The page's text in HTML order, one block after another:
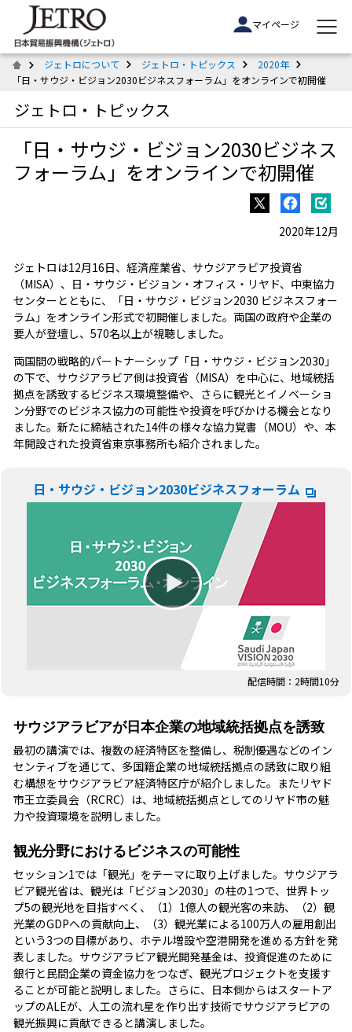
マイページ
ジェトロについて ジェトロ・トピックス
2020年
「日・サウジ・ビジョン2030ビジネスフォーラム」をオンラインで初開催
ジェトロ・トピックス
「日・サウジ・ビジョン2030ビジネス
フォーラム」をオンラインで初開催
2020年12月
ジェトロは12月16日、経済産業省、サウジアラビア投資省
（MISA）、日・サウジ・ビジョン・オフィス・リヤド、中東協力
センターとともに、「日・サウジ・ビジョン2030 ビジネスフォー
ラム」をオンライン形式で初開催しました。両国の政府や企業の
要人が登壇し、570名以上が視聴しました。
両国間の戦略的パートナーシップ「日・サウジ・ビジョン2030」
の下で、サウジアラビア側は投資省（MISA）を中心に、地域統括
拠点を誘致するビジネス環境整備や、さらに観光とイノベーショ
ン分野でのビジネス協力の可能性や投資を呼びかける機会となり
ました。新たに締結された14件の様々な協力覚書（MOU）や、本
年開設された投資省東京事務所も紹介されました。
日・サウジ・ビジョン2030ビジネスフォーラム
配信時間：2時間10分
サウジアラビアが日本企業の地域統括拠点を誘致
最初の講演では、複数の経済特区を整備し、税制優遇などのイン
センティブを通じて、多国籍企業の地域統括拠点の誘致に取り組
む構想をサウジアラビア経済特区庁が紹介しました。またリヤド
市王立委員会（RCRC）は、地域統括拠点としてのリヤド市の魅
力や投資環境を説明しました。
観光分野におけるビジネスの可能性
セッション1では「観光」をテーマに取り上げました。サウジアラ
ビア観光省は、観光は「ビジョン2030」の柱の1つで、世界トッ
プ5の観光地を目指すべく、（1）1億人の観光客の来訪、（2）観
光業のGDPへの貢献向上、（3）観光業による100万人の雇用創出
という3つの目標があり、ホテル増設や空港開発を進める方針を発
表しました。サウジアラビア観光開発基金は、投資促進のために
銀行と民間企業の資金協力をつなぎ、観光プロジェクトを支援す
ることが可能と説明しました。さらに、日本側からはスタートア
ップのALEが、人工の流れ星を作り出す技術でサウジアラビアの
観光振興に貢献できると講演しました。